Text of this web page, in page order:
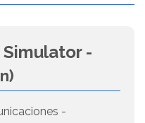
Simulator -
-